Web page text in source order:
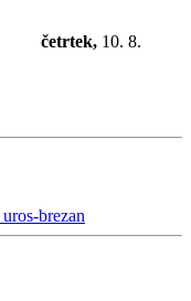
četrtek, 10. 8.
uros-brezan